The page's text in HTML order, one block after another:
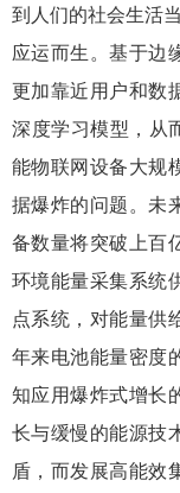
到人们的社会生活
应运而生。基于边
更加靠近用户和数
深度学习模型，从
能物联网设备大规
据爆炸的问题。未
备数量将突破上百
环境能量采集系统
点系统，对能量供
年来电池能量密度
知应用爆炸式增长
长与缓慢的能源技
盾，而发展高能效